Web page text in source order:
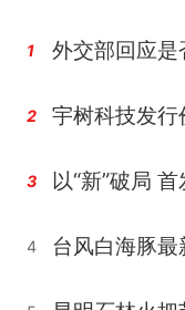
1
2 宇树科技发
3
4 台风白海豚最